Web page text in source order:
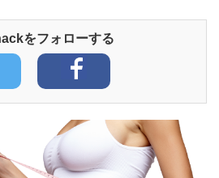
をフォローする